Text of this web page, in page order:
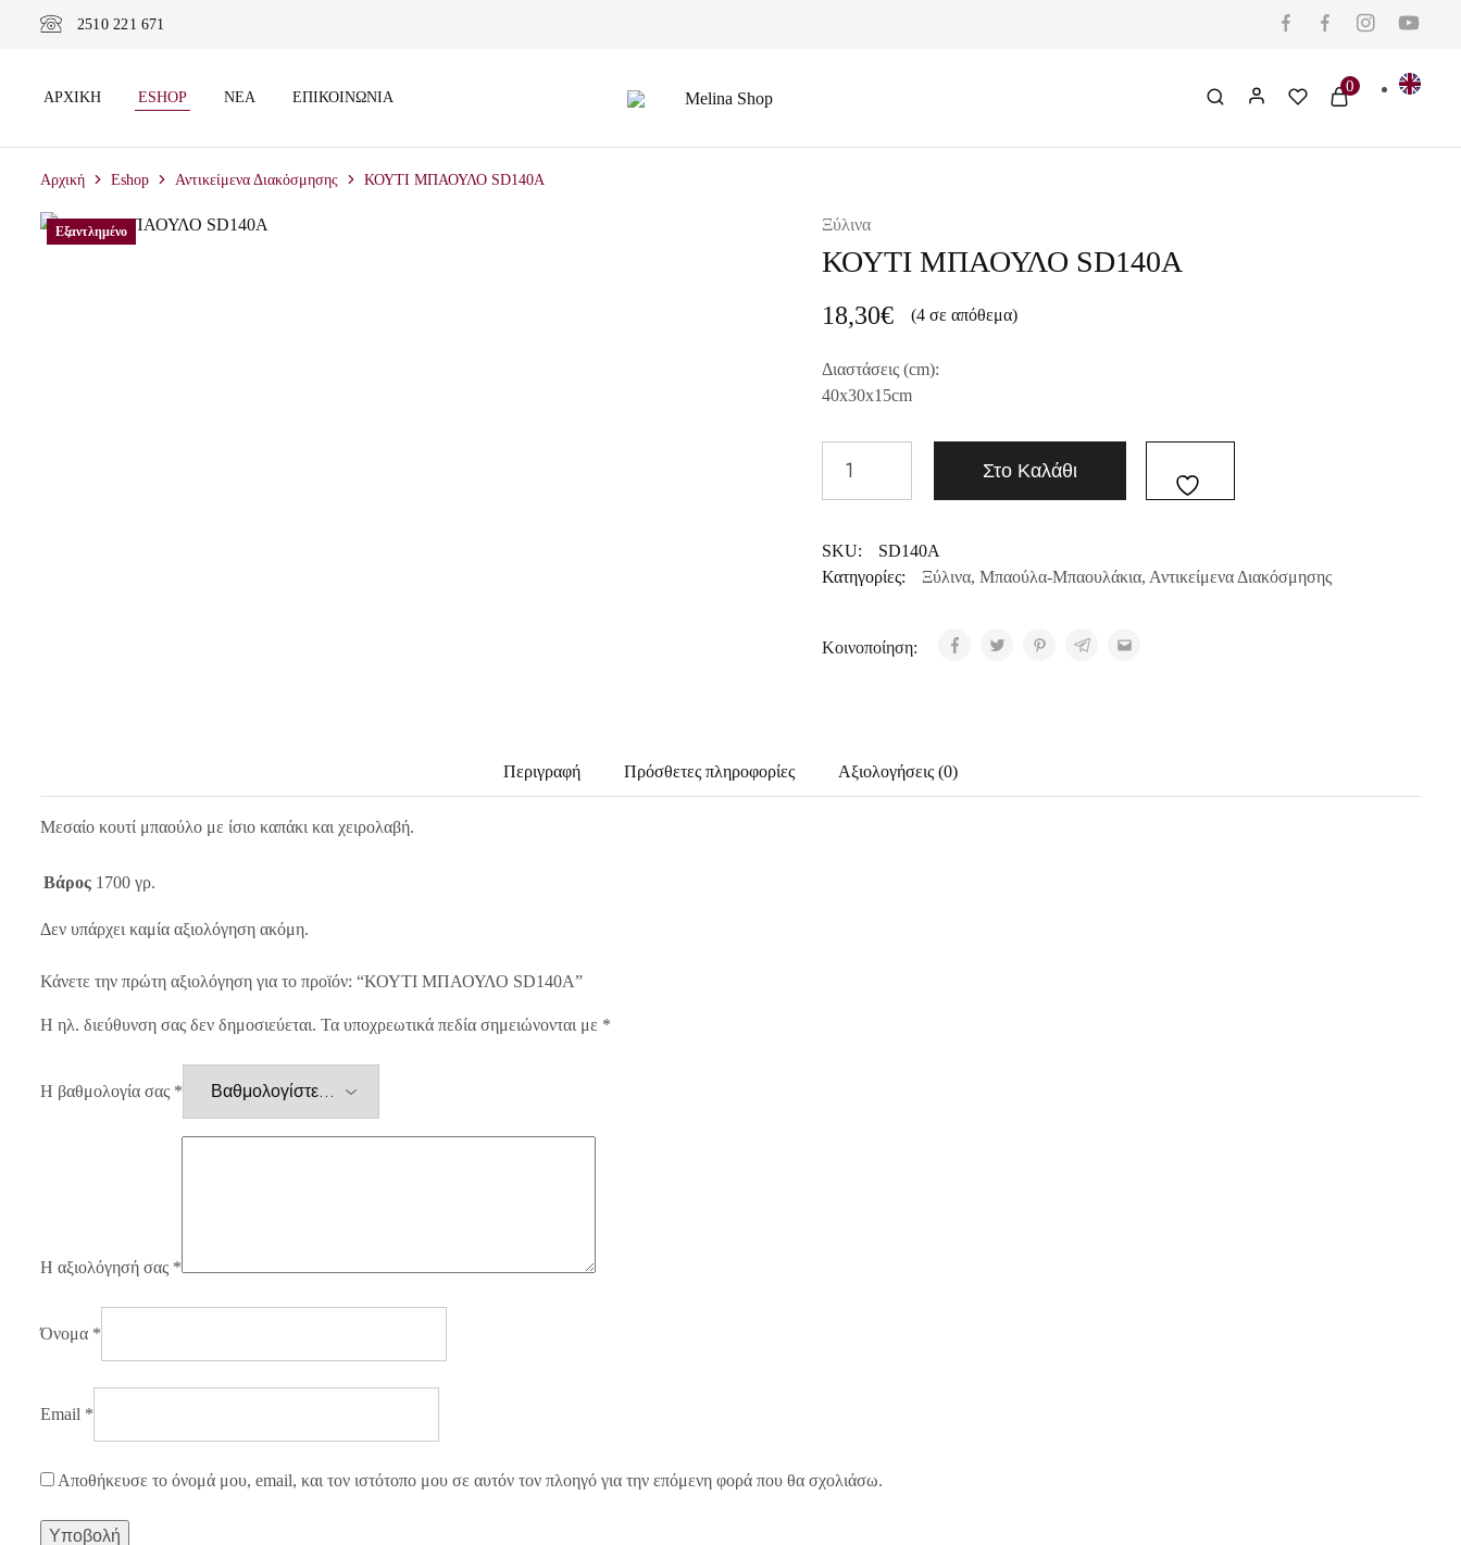
2510 221 671
ΑΡΧΙΚΉ ESHOP ΝΈΑ ΕΠΙΚΟΙΝΩΝΊΑ
Melina
0
Αρχική Eshop Αντικείμενα Διακόσμησης ΚΟΥΤΙ ΜΠΑΟΥΛΟ SD140A
Ξύλινα
ΚΟΥΤΙ ΜΠΑΟΥΛΟ SD140A
18,30€ (4 σε απόθεμα)
Διαστάσεις (cm):
40x30x15cm
Στο Καλάθι
SKU:
SD140A
Κατηγορίες:
Ξύλινα, Μπαούλα-Μπαουλάκια, Αντικείμενα Διακόσμησης
Κοινοποίηση:
Περιγραφή Πρόσθετες πληροφορίες Αξιολογήσεις (0)
Μεσαίο κουτί μπαούλο με ίσιο καπάκι και χειρολαβή.
Βάρος 1700 γρ.
Δεν υπάρχει καμία αξιολόγηση ακόμη.
Κάνετε την πρώτη αξιολόγηση για το προϊόν: “ΚΟΥΤΙ ΜΠΑΟΥΛΟ SD140A”
Η ηλ. διεύθυνση σας δεν δημοσιεύεται. Τα υποχρεωτικά πεδία σημειώνονται με *
Η βαθμολογία σας *
Η αξιολόγησή σας *
Όνομα *
Email *
Αποθήκευσε το όνομά μου, email, και τον ιστότοπο μου σε αυτόν τον πλοηγό για την επόμενη φορά που θα σχολιάσω.
Εξαντλημένο
Εξαντλημένο